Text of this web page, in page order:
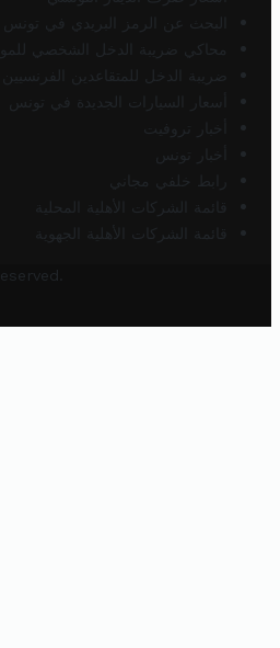
البحث عن الرمز البريدي في تونس
محاكي ضريبة الدخل الشخصي
ضريبة الدخل للمتقاعدين
أسعار السيارات الجديدة في تونس
أخبار تروفيت
أخبار تونس
رابط خلفي مجاني
قائمة الشركات الأهلية المحلية
قائمة الشركات الأهلية الجهوية